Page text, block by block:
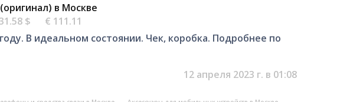
в Москве
$
€ 111.11
В идеальном состоянии. Чек, коробка. Подробнее по
12 апреля 2023 г. в 01:08